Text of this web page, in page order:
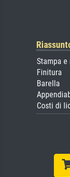
Stampa e
Finitura
Barella
Costi di